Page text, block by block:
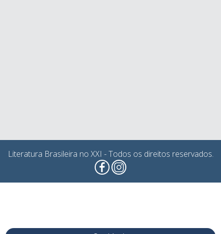
Literatura Brasileira no XXI - Todos os direitos reservados.